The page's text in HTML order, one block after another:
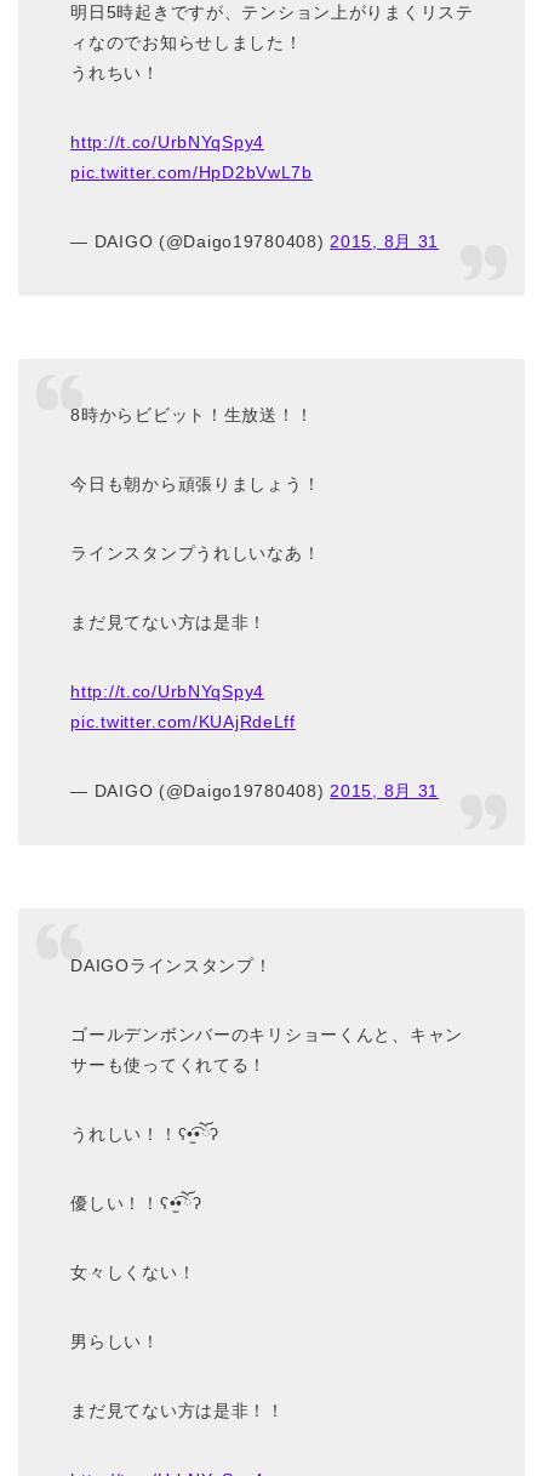
明日5時起きですが、テンション上がりまくリステ
ィなのでお知らせしました！
うれちい！
http://t.co/UrbNYqSpy4
pic.twitter.com/HpD2bVwL7b
— DAIGO (@Daigo19780408) 2015, 8月 31
8時からビビット！生放送！！
今日も朝から頑張りましょう！
ラインスタンプうれしいなあ！
まだ見てない方は是非！
http://t.co/UrbNYqSpy4
pic.twitter.com/KUAjRdeLff
— DAIGO (@Daigo19780408)2015, 8月 31
DAIGOラインスタンプ！
ゴールデンボンバーのキリショーくんと、キャン
サーも使ってくれてる！
うれしい！！ʕ•̫͡•ོʔ
優しい！！ʕ•̫͡•ོʔ
女々しくない！
男らしい！
まだ見てない方は是非！！